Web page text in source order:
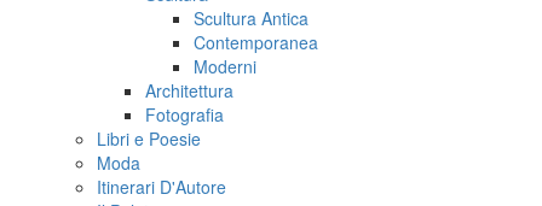
Scultura Antica
Contemporanea
Moderni
Architettura
Fotografia
Libri e Poesie
Moda
Itinerari D'Autore